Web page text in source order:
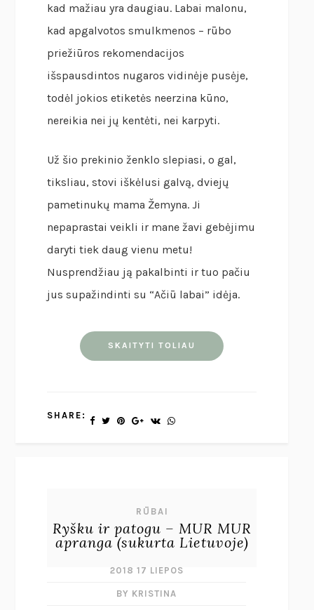
kad mažiau yra daugiau. Labai malonu,
kad apgalvotos smulkmenos – rūbo
priežiūros rekomendacijos
išspausdintos nugaros vidinėje pusėje,
todėl jokios etiketės neerzina kūno,
nereikia nei jų kentėti, nei karpyti.
Už šio prekinio ženklo slepiasi, o gal,
tiksliau, stovi iškėlusi galvą, dviejų
pametinukų mama Žemyna. Ji
nepaprastai veikli ir mane žavi gebėjimu
daryti tiek daug vienu metu!
Nusprendžiau ją pakalbinti ir tuo pačiu
jus supažindinti su “Ačiū labai” idėja.
SKAITYTI TOLIAU
SHARE:
RŪBAI
Ryšku ir patogu – MUR MUR
apranga (sukurta Lietuvoje)
2018 17 LIEPOS
BY KRISTINA